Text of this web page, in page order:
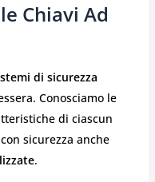
Chiavi Ad
di sicurezza
Conosciamo le
di ciascun
sicurezza anche
.